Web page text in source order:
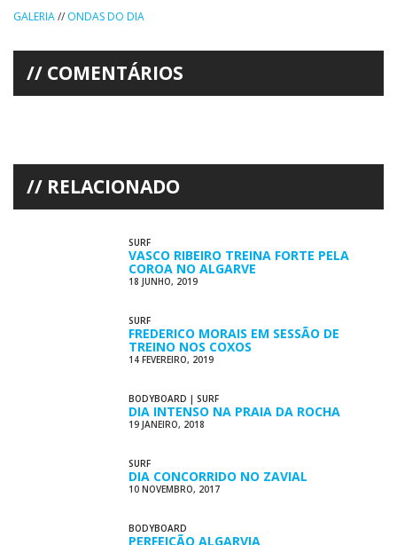
GALERIA// ONDAS DO DIA
COMENTÁRIOS
RELACIONADO
SURF
VASCO RIBEIRO TREINA FORTE PELA
COROA NO ALGARVE
18 JUNHO, 2019
SURF
FREDERICO MORAIS EM SESSÃO DE
TREINO NOS COXOS
14 FEVEREIRO, 2019
BODYBOARD | SURF
DIA INTENSO NA PRAIA DA ROCHA
19 JANEIRO, 2018
SURF
DIA CONCORRIDO NO ZAVIAL
10 NOVEMBRO, 2017
BODYBOARD
PERFEIÇÃO ALGARVIA